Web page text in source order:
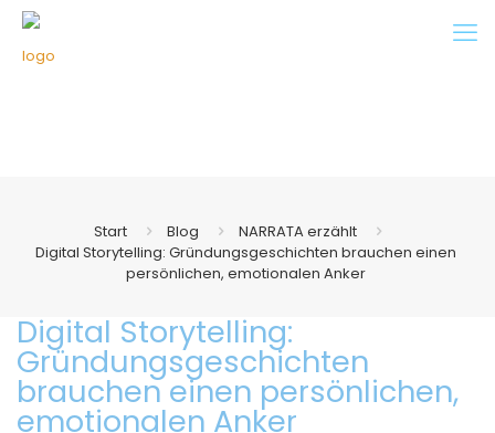
Start Blog
NARRATA erzählt
Digital Storytelling: Gründungsgeschichten brauchen einen
persönlichen, emotionalen Anker
Digital Storytelling:
Gründungsgeschichten
brauchen einen persönlichen,
emotionalen Anker